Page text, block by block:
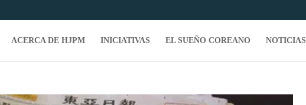
ACERCA DE HJPM INICIATIVAS EL SUEÑO COREANO NOTICIAS